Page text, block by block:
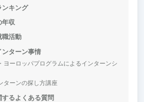
ンキング
年収
職活動
ターン事情
ヨーロッパプログラムによるインターンシ
ターンの探し方講座
るよくある質問